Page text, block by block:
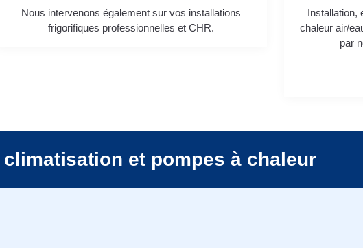
Nous intervenons également sur vos installations
frigorifiques professionnelles et CHR.
Installation,
chaleur air/
par
climatisation et pompes à chaleur